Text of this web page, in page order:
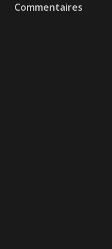
Commentaires